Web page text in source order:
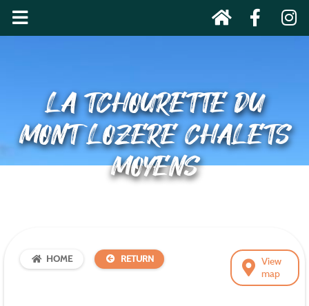
LA TCHOURETTE DU
MONT LOZERE CHALETS
MOYENS
View
map
HOME RETURN